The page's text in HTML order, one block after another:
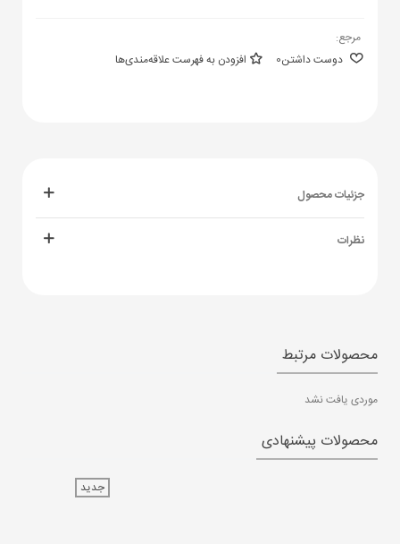
مرجع:
دوست داشتن0 افزودن به فهرست علاقه‌مندی‌ها
جزئیات محصول
نظرات
محصولات مرتبط
موردی یافت نشد
محصولات پیشنهادی
جدید